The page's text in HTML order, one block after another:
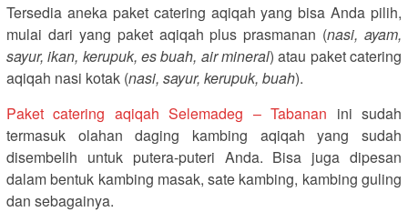
Tersedia aneka paket catering aqiqah yang bisa Anda pilih,
mulai dari yang paket aqiqah plus prasmanan (nasi, ayam,
sayur, ikan, kerupuk, es buah, air mineral) atau paket catering
aqiqah nasi kotak (nasi, sayur, kerupuk, buah).
Paket catering aqiqah Selemadeg – Tabanan ini sudah
termasuk olahan daging kambing aqiqah yang sudah
disembelih untuk putera-puteri Anda. Bisa juga dipesan
dalam bentuk kambing masak, sate kambing, kambing guling
dan sebagainya.